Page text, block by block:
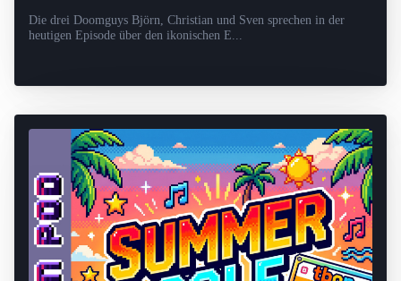
Die drei Doomguys Björn, Christian und Sven sprechen in der
heutigen Episode über den ikonischen E...